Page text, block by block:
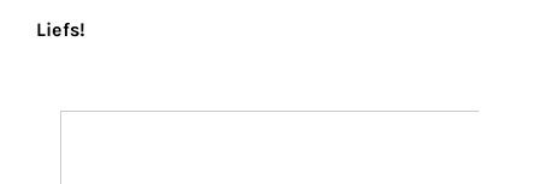
Liefs!